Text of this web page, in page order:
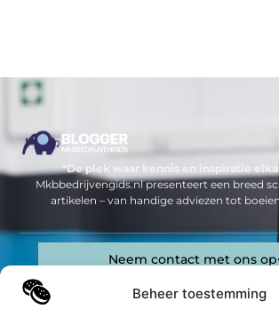
Beheer toestemming
“De plek waar kennis en inspiratie
Mkbbedrijvengids.nl presenteert een breed
artikelen – van handige adviezen tot
Sitelinks
Neem contact met ons op